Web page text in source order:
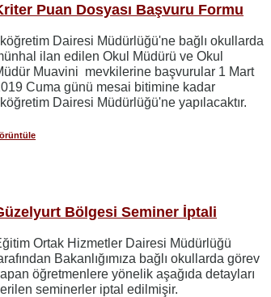
Puan Dosyası Başvuru Formu
İlköğretim Dairesi Müdürlüğü'ne bağlı okullarda
ilan edilen Okul Müdürü ve Okul
Muavini mevkilerine başvurular 1 Mart
Cuma günü mesai bitimine kadar
İlköğretim Dairesi Müdürlüğü'ne yapılacaktır.
Bölgesi Seminer İptali
Ortak Hizmetler Dairesi Müdürlüğü
Bakanlığımıza bağlı okullarda görev
öğretmenlere yönelik aşağıda detayları
seminerler iptal edilmişir.